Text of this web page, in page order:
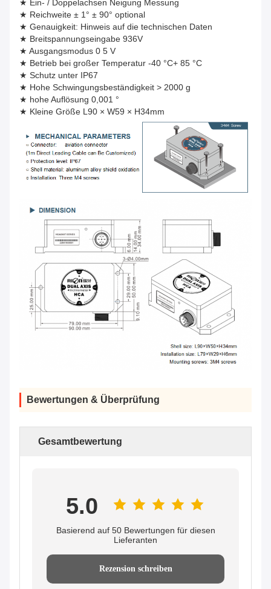
★ Ein- / Doppelachsen Neigung Messung
★ Reichweite ± 1° ± 90° optional
★ Genauigkeit: Hinweis auf die technischen Daten
★ Breitspannungseingabe 936V
★ Ausgangsmodus 0 5 V
★ Betrieb bei großer Temperatur -40 °C+ 85 °C
★ Schutz unter IP67
★ Hohe Schwingungsbeständigkeit > 2000 g
★ hohe Auflösung 0,001 °
★ Kleine Größe L90 × W59 × H34mm
Bewertungen & Überprüfung
Gesamtbewertung
5.0
Basierend auf 50 Bewertungen für diesen
Lieferanten
Rezension schreiben